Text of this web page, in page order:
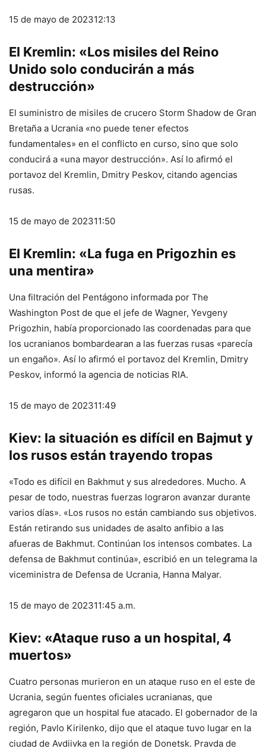
15 de mayo de 202312:13
El Kremlin: «Los misiles del Reino
Unido solo conducirán a más
destrucción»
El suministro de misiles de crucero Storm Shadow de Gran
Bretaña a Ucrania «no puede tener efectos
fundamentales» en el conflicto en curso, sino que solo
conducirá a «una mayor destrucción». Así lo afirmó el
portavoz del Kremlin, Dmitry Peskov, citando agencias
rusas.
15 de mayo de 202311:50
El Kremlin: «La fuga en Prigozhin es
una mentira»
Una filtración del Pentágono informada por The
Washington Post de que el jefe de Wagner, Yevgeny
Prigozhin, había proporcionado las coordenadas para que
los ucranianos bombardearan a las fuerzas rusas «parecía
un engaño». Así lo afirmó el portavoz del Kremlin, Dmitry
Peskov, informó la agencia de noticias RIA.
15 de mayo de 202311:49
Kiev: la situación es difícil en Bajmut y
los rusos están trayendo tropas
«Todo es difícil en Bakhmut y sus alrededores. Mucho. A
pesar de todo, nuestras fuerzas lograron avanzar durante
varios días». «Los rusos no están cambiando sus objetivos.
Están retirando sus unidades de asalto anfibio a las
afueras de Bakhmut. Continúan los intensos combates. La
defensa de Bakhmut continúa», escribió en un telegrama la
viceministra de Defensa de Ucrania, Hanna Malyar.
15 de mayo de 202311:45 a.m.
Kiev: «Ataque ruso a un hospital, 4
muertos»
Cuatro personas murieron en un ataque ruso en el este de
Ucrania, según fuentes oficiales ucranianas, que
agregaron que un hospital fue atacado. El gobernador de la
región, Pavlo Kirilenko, dijo que el ataque tuvo lugar en la
ciudad de Avdiivka en la región de Donetsk. Pravda de